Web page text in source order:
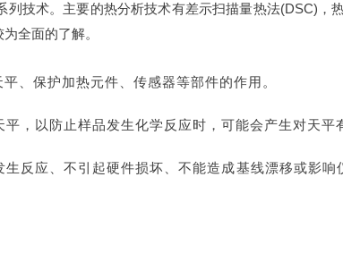
技术。 主要的热分析技术有差示扫描量热法(DSC)，
全面的了解。
、保护加热元件、传感器等部件的作用。
，以防止样品发生化学反应时，可能会产生对天平
反应、不引起硬件损坏、不能造成基线漂移或影响